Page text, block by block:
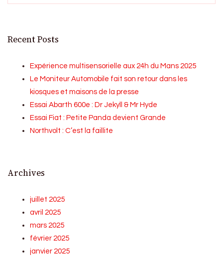
Recent Posts
Expérience multisensorielle aux 24h du Mans 2025
Le Moniteur Automobile fait son retour dans les
kiosques et maisons de la presse
Essai Abarth 600e : Dr Jekyll & Mr Hyde
Essai Fiat : Petite Panda devient Grande
Northvolt : C’est la faillite
Archives
juillet 2025
avril 2025
mars 2025
février 2025
janvier 2025